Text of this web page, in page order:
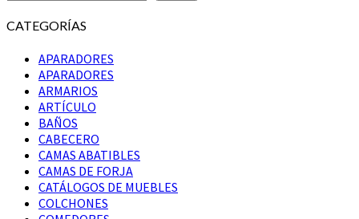
CATEGORÍAS
APARADORES
APARADORES
ARMARIOS
ARTÍCULO
BAÑOS
CABECERO
CAMAS ABATIBLES
CAMAS DE FORJA
CATÁLOGOS DE MUEBLES
COLCHONES